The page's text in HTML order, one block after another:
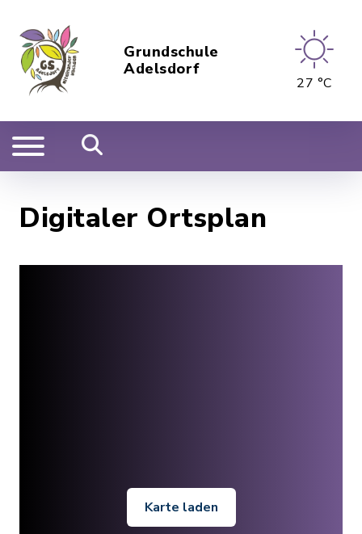
Grundschule
Adelsdorf
27 °C
Digitaler Ortsplan
Karte laden